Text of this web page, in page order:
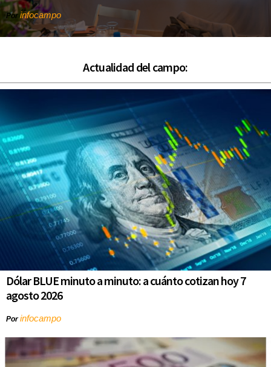
Por infocampo
Actualidad del campo:
Dólar BLUE minuto a minuto: a cuánto cotizan hoy 7
agosto 2026
Porinfocampo